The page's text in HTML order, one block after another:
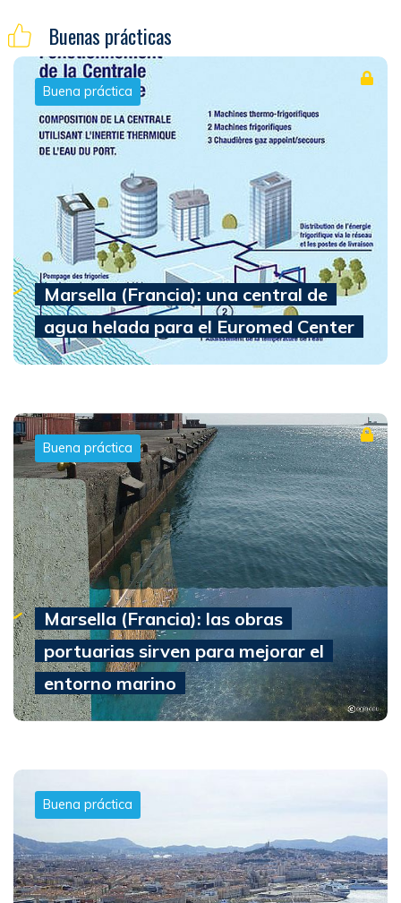
Buenas prácticas
Buena práctica
Marsella (Francia): una central de
agua helada para el Euromed Center
Buena práctica
Marsella (Francia): las obras
portuarias sirven para mejorar el
entorno marino
Buena práctica